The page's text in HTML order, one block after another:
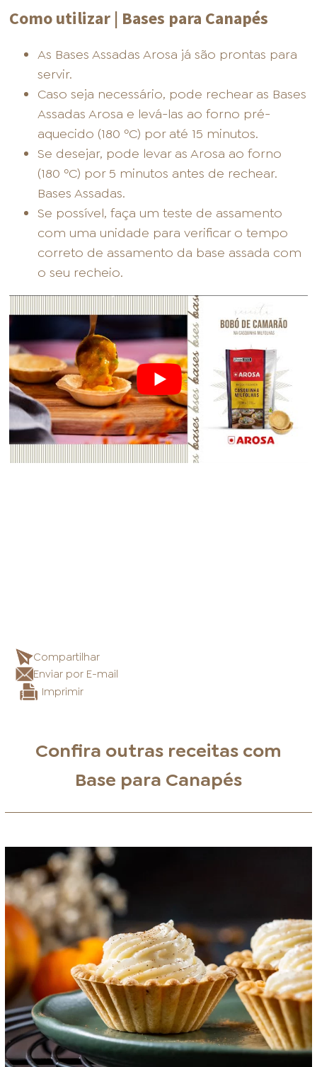
Como utilizar | Bases para Canapés
As Bases Assadas Arosa já são prontas para
servir.
Caso seja necessário, pode rechear as Bases
Assadas Arosa e levá-las ao forno pré-
aquecido (180 ºC) por até 15 minutos.
Se desejar, pode levar as Arosa ao forno
(180 ºC) por 5 minutos antes de rechear.
Bases Assadas.
Se possível, faça um teste de assamento
com uma unidade para verificar o tempo
correto de assamento da base assada com
o seu recheio.
Compartilhar
Enviar por E-mail
Imprimir
Confira outras receitas com
Base para Canapés